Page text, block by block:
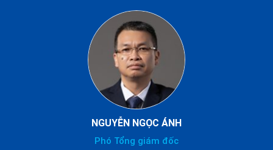
NGUYỄN NGỌC ÁNH
Phó Tổng giám đốc